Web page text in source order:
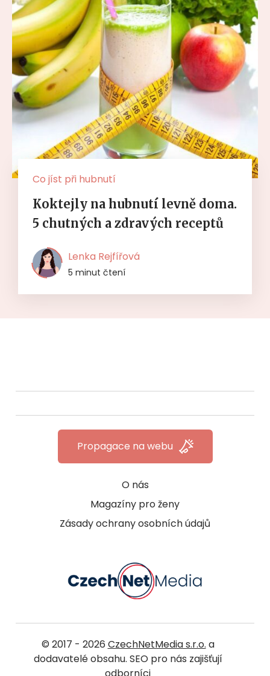
Co jíst při hubnutí
Koktejly na hubnutí levně doma.
5 chutných a zdravých receptů
Lenka Rejfířová
5 minut čtení
O nás
Magazíny pro ženy
Zásady ochrany osobních údajů
Propagace na webu
© 2017 - 2026 CzechNetMedia s.r.o. a
dodavatelé obsahu. SEO pro nás zajišťují